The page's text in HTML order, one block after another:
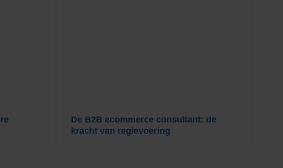
De B2B ecommerce consultant: de
kracht van regievoering